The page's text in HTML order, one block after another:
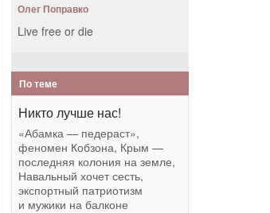
Олег Поправко
Live free or die
По теме
Никто лучше нас!
«Абамка — педераст»,
феномен Кобзона, Крым —
последняя колония на земле,
Навальный хочет сесть,
экспортный патриотизм
и мужики на балконе